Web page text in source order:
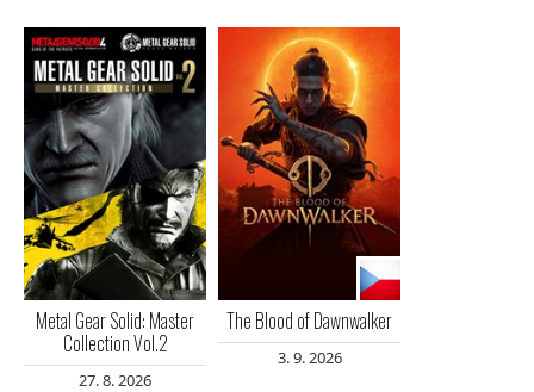
Metal Gear Solid: Master
Collection Vol.2
27. 8. 2026
The Blood of Dawnwalker
3. 9. 2026